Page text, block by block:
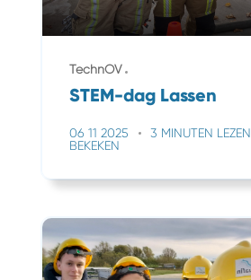
TechnOV
STEM-dag Lassen
06 11 2025 3 MINUTEN LEZEN
BEKEKEN